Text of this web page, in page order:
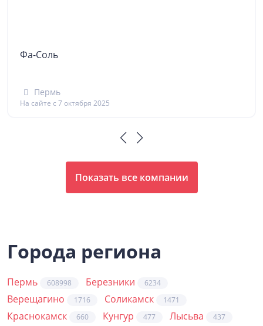
Фа-Соль
Пермь
На сайте с 7 октября 2025
Показать все компании
Города региона
Пермь 608998 Березники 6234
Верещагино 1716 Соликамск 1471
Краснокамск 660 Кунгур 477 Лысьва 437